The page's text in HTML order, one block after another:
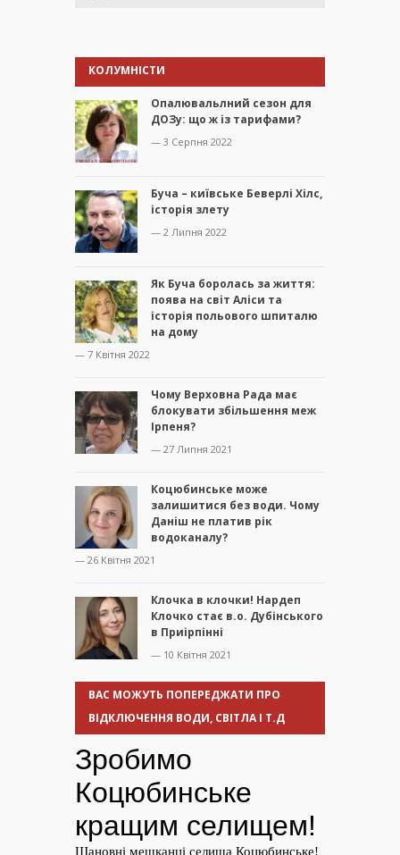
КОЛУМНІСТИ
Опалювальлний сезон для
ДОЗу: що ж із тарифами?
— 3 Серпня 2022
Буча – київське Беверлі Хілс,
історія злету
— 2 Липня 2022
Як Буча боролась за життя:
поява на світ Аліси та
історія польового шпиталю
на дому
— 7 Квітня 2022
Чому Верховна Рада має
блокувати збільшення меж
Ірпеня?
— 27 Липня 2021
Коцюбинське може
залишитися без води. Чому
Даніш не платив рік
водоканалу?
— 26 Квітня 2021
Клочка в клочки! Нардеп
Клочко стає в.о. Дубінського
в Приірпінні
— 10 Квітня 2021
ВАС МОЖУТЬ ПОПЕРЕДЖАТИ ПРО
ВІДКЛЮЧЕННЯ ВОДИ, СВІТЛА І Т.Д